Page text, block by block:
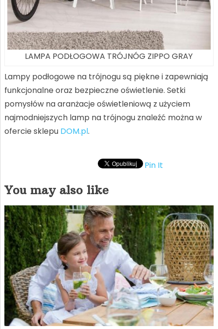
LAMPA PODŁOGOWA TRÓJNÓG ZIPPO GRAY
Lampy podłogowe na trójnogu są piękne i zapewniają
funkcjonalne oraz bezpieczne oświetlenie. Setki
pomysłów na aranżacje oświetleniową z użyciem
najmodniejszych lamp na trójnogu znaleźć można w
ofercie sklepu DOM.pl.
Pin It
You may also like